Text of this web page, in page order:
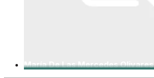
María De Las Mercedes Olivares